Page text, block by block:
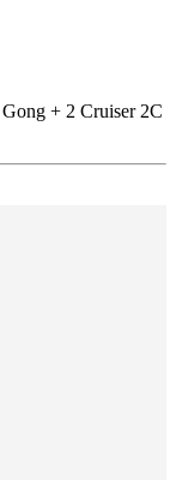
+ 2 Cruiser 2C